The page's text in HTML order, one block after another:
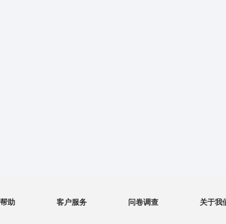
帮助 客户服务 问卷调查 关于我